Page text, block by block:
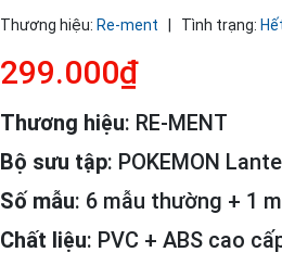
Thương hiệu: Re-ment Tình trạng:
299.000₫
Thương hiệu: RE-MENT
Bộ sưu tập: POKEMON
Số mẫu: 6 mẫu thường + 1
Chất liệu: PVC + ABS cao